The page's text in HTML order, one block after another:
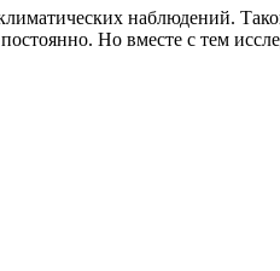
наблюдений.
Но вместе с тем